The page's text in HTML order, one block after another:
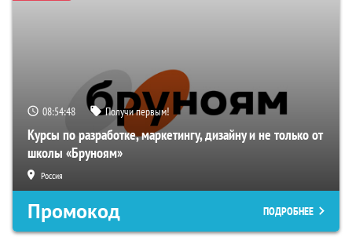
08:54:47 Получи первым!
Курсы по разработке, маркетингу, дизайну и не только от
школы «Бруноям»
Россия
Промокод ПОДРОБНЕЕ